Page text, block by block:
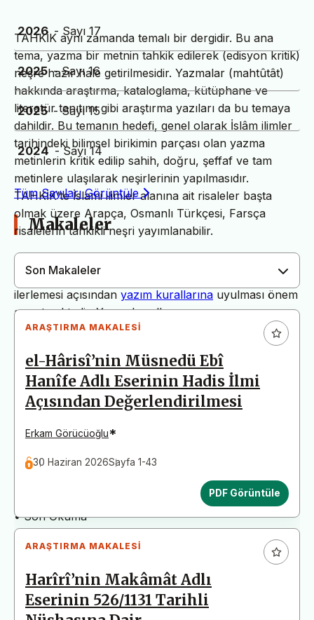
TAHKİK aynı zamanda temalı bir dergidir. Bu ana
tema, yazma bir metnin tahkik edilerek (edisyon kritik)
neşre hazır hale getirilmesidir. Yazmalar (mahtûtât)
hakkında araştırma, kataloglama, kütüphane ve
literatür tanıtımı gibi araştırma yazıları da bu temaya
dahildir. Bu temanın hedefi, genel olarak İslâm ilimler
tarihindeki bilimsel birikimin parçası olan yazma
metinlerin kritik edilip sahih, doğru, şeffaf ve tam
metinlere ulaşılarak neşirlerinin yapılmasıdır.
TAHKİK’te İslami ilimler alanına ait risaleler başta
olmak üzere Arapça, Osmanlı Türkçesi, Farsça
risalelerin tahkikli neşri yayımlanabilir.
Dergimiz yayın süreçlerinin daha hızlı ve sağlıklı
ilerlemesi açısından yazım kurallarına uyulması önem
arz etmektedir. Yazım kurallarına uymayan
başvurular değerlendirme aşamasına alınmadan iade
edilecektir. Bu nedenle çalışmalarınızı yüklemeden
önce çalışmanızın yazım kurallarına uygun olarak
düzenlendiğinden emin olunuz.
Yayın İnceleme Süreci (Yaklaşık 130 Gün)
• Editör İncelemesi
• Şekilsel ve Etik Ön İnceleme
• Son Okuma
2026 - Sayı 17
2025 - Sayı 16
2025 - Sayı 15
2024 - Sayı 14
Tüm Sayıları Görüntüle
Makaleler
Son Makaleler
ARAŞTIRMA MAKALESI
el-Hârisî’nin Müsnedü Ebî
Hanîfe Adlı Eserinin Hadis İlmi
Açısından Değerlendirilmesi
Erkam Görücüoğlu*
30 Haziran 2026Sayfa 1-43
PDF Görüntüle
ARAŞTIRMA MAKALESI
Harîrî’nin Makâmât Adlı
Eserinin 526/1131 Tarihli